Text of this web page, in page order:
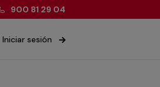
900 81 29 04
Iniciar sesión